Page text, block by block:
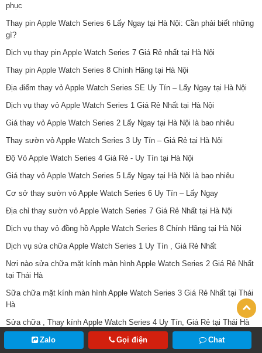
phục
Thay pin Apple Watch Series 6 Lấy Ngay tại Hà Nội: Cần phải biết những
gì?
Dịch vụ thay pin Apple Watch Series 7 Giá Rẻ nhất tại Hà Nội
Thay pin Apple Watch Series 8 Chính Hãng tại Hà Nội
Địa điểm thay vỏ Apple Watch Series SE Uy Tín – Lấy Ngay tại Hà Nội
Dịch vụ thay vỏ Apple Watch Series 1 Giá Rẻ Nhất tại Hà Nội
Giá thay vỏ Apple Watch Series 2 Lấy Ngay tại Hà Nội là bao nhiêu
Thay sườn vỏ Apple Watch Series 3 Uy Tín – Giá Rẻ tại Hà Nội
Độ Vỏ Apple Watch Series 4 Giá Rẻ - Uy Tín tại Hà Nội
Giá thay vỏ Apple Watch Series 5 Lấy Ngay tại Hà Nội là bao nhiêu
Cơ sở thay sườn vỏ Apple Watch Series 6 Uy Tín – Lấy Ngay
Địa chỉ thay sườn vỏ Apple Watch Series 7 Giá Rẻ Nhất tại Hà Nội
Dịch vụ thay vỏ đồng hồ Apple Watch Series 8 Chính Hãng tại Hà Nội
Dịch vụ sửa chữa Apple Watch Series 1 Uy Tín , Giá Rẻ Nhất
Nơi nào sửa chữa mặt kính màn hình Apple Watch Series 2 Giá Rẻ Nhất
tại Thái Hà
Sữa chữa mặt kính màn hình Apple Watch Series 3 Giá Rẻ Nhất tại Thái
Hà
Sửa chữa , Thay kính Apple Watch Series 4 Uy Tín, Giá Rẻ tại Thái Hà
Địa chỉ sửa chữa mặt kính Apple Watch Series 5 Giá Rẻ Nhất tại Thái Hà
Zalo Gọi điện Chat